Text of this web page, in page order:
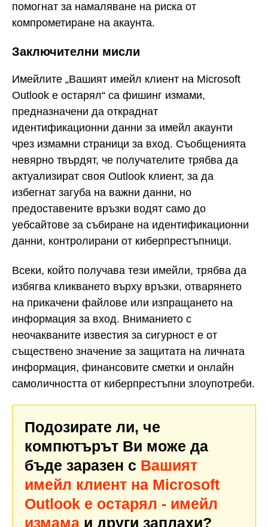
помогнат за намаляване на риска от
компрометиране на акаунта.
Заключителни мисли
Имейлите „Вашият имейл клиент на Microsoft
Outlook е остарял“ са фишинг измами,
предназначени да откраднат
идентификационни данни за имейл акаунти
чрез измамни страници за вход. Съобщенията
невярно твърдят, че получателите трябва да
актуализират своя Outlook клиент, за да
избегнат загуба на важни данни, но
предоставените връзки водят само до
уебсайтове за събиране на идентификационни
данни, контролирани от киберпрестъпници.
Всеки, който получава тези имейли, трябва да
избягва кликването върху връзки, отварянето
на прикачени файлове или изпращането на
информация за вход. Вниманието с
неочакваните известия за сигурност е от
съществено значение за защитата на личната
информация, финансовите сметки и онлайн
самоличността от киберпрестъпни злоупотреби.
Подозирате ли, че
компютърът Ви може да
бъде заразен с Вашият
имейл клиент на Microsoft
Outlook е остарял - имейл
измама и други заплахи?